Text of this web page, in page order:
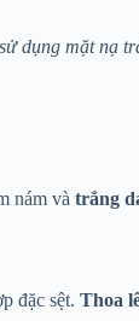
dụng mặt nạ
nám và trắng
đặc sệt. Thoa